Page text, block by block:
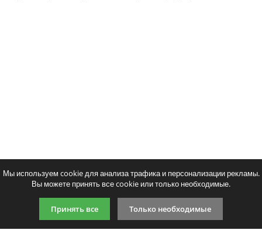
Введите код, указанный на картинке:
Мы используем cookie для анализа трафика и персонализации рекламы.
Вы можете принять все cookie или только необходимые.
Принять все Только необходимые